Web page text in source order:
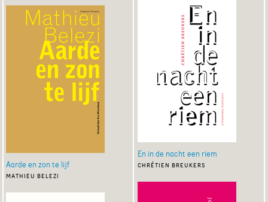
Aarde en zon te lijf
mathieu belezi
En in de nacht een riem
chrétien breukers